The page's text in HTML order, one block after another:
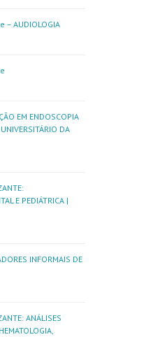
AUDIOLOGIA
EM ENDOSCOPIA
DA
E PEDIÁTRICA |
INFORMAIS DE
ANÁLISES